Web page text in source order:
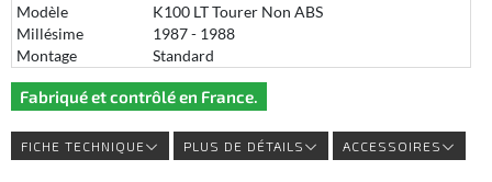
Modèle
K100 LT Tourer Non ABS
Millésime
1987 - 1988
Montage
Standard
Fabriqué et contrôlé en France.
FICHE TECHNIQUE PLUS DE DÉTAILS ACCESSOIRES